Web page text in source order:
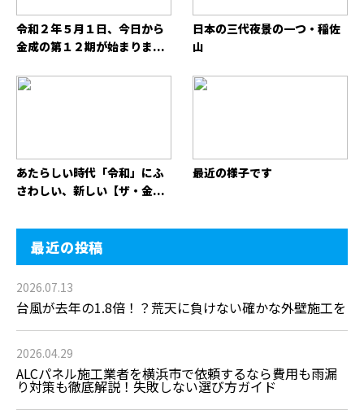
令和２年５月１日、今日から
金成の第１２期が始まりま...
日本の三代夜景の一つ・稲佐
山
あたらしい時代「令和」にふ
さわしい、新しい【ザ・金...
最近の様子です
最近の投稿
2026.07.13
台風が去年の1.8倍！？荒天に負けない確かな外壁施工を
2026.04.29
ALCパネル施工業者を横浜市で依頼するなら費用も雨漏
り対策も徹底解説！失敗しない選び方ガイド